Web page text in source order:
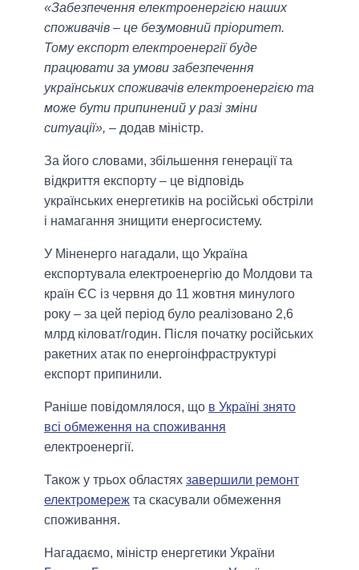
«Забезпечення електроенергією наших
споживачів – це безумовний пріоритет.
Тому експорт електроенергії буде
працювати за умови забезпечення
українських споживачів електроенергією та
може бути припинений у разі зміни
ситуації», – додав міністр.
За його словами, збільшення генерації та
відкриття експорту – це відповідь
українських енергетиків на російські обстріли
і намагання знищити енергосистему.
У Міненерго нагадали, що Україна
експортувала електроенергію до Молдови та
країн ЄС із червня до 11 жовтня минулого
року – за цей період було реалізовано 2,6
млрд кіловат/годин. Після початку російських
ракетних атак по енергоінфраструктурі
експорт припинили.
Раніше повідомлялося, що в Україні знято
всі обмеження на споживання
електроенергії.
Також у трьох областях завершили ремонт
електромереж та скасували обмеження
споживання.
Нагадаємо, міністр енергетики України